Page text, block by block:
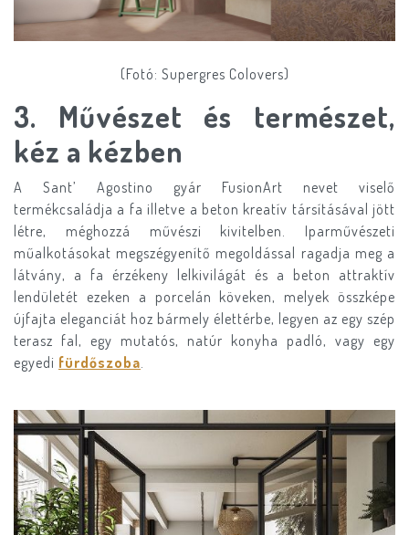
(Fotó: Supergres Colovers)
3. Művészet és természet,
kéz a kézben
A Sant’ Agostino gyár FusionArt nevet viselő
termékcsaládja a fa illetve a beton kreatív társításával jött
létre, méghozzá művészi kivitelben. Iparművészeti
műalkotásokat megszégyenítő megoldással ragadja meg a
látvány, a fa érzékeny lelkivilágát és a beton attraktív
lendületét ezeken a porcelán köveken, melyek összképe
újfajta eleganciát hoz bármely élettérbe, legyen az egy szép
terasz fal, egy mutatós, natúr konyha padló, vagy egy
egyedi fürdőszoba